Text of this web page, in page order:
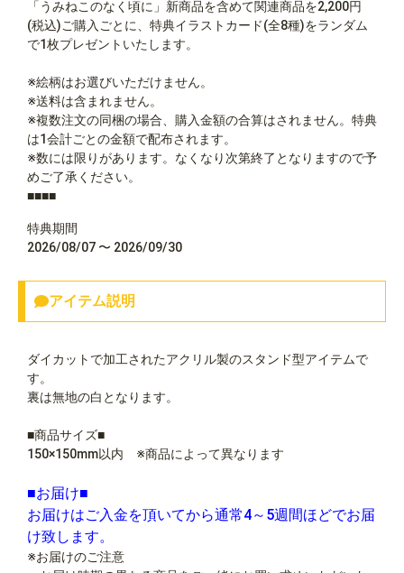
「うみねこのなく頃に」新商品を含めて関連商品を2,200円
(税込)ご購入ごとに、特典イラストカード(全8種)をランダム
で1枚プレゼントいたします。
※絵柄はお選びいただけません。
※送料は含まれません。
※複数注文の同梱の場合、購入金額の合算はされません。特典
は1会計ごとの金額で配布されます。
※数には限りがあります。なくなり次第終了となりますので予
めご了承ください。
■■■■
特典期間
2026/08/07 〜 2026/09/30
アイテム説明
ダイカットで加工されたアクリル製のスタンド型アイテムで
す。
裏は無地の白となります。
■商品サイズ■
150×150mm以内 ※商品によって異なります
■お届け■
お届けはご入金を頂いてから通常4～5週間ほどでお届
け致します。
※お届けのご注意